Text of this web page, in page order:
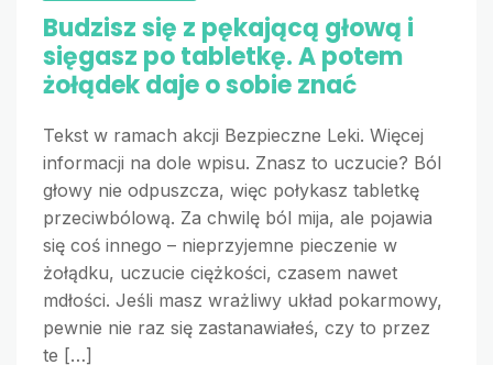
Budzisz się z pękającą głową i
sięgasz po tabletkę. A potem
żołądek daje o sobie znać
Tekst w ramach akcji Bezpieczne Leki. Więcej
informacji na dole wpisu. Znasz to uczucie? Ból
głowy nie odpuszcza, więc połykasz tabletkę
przeciwbólową. Za chwilę ból mija, ale pojawia
się coś innego – nieprzyjemne pieczenie w
żołądku, uczucie ciężkości, czasem nawet
mdłości. Jeśli masz wrażliwy układ pokarmowy,
pewnie nie raz się zastanawiałeś, czy to przez
te […]